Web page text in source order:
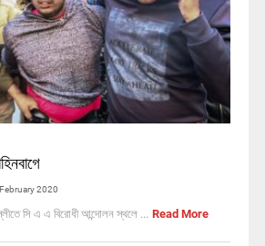
2020
সি এ এ বিরোধী আন্দোলন স্থলে ... Read More